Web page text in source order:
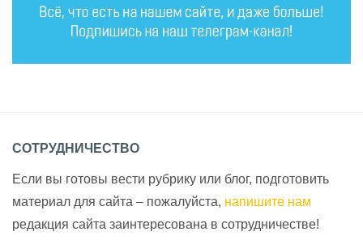
СОТРУДНИЧЕСТВО
Если вы готовы вести рубрику или блог, подготовить
материал для сайта – пожалуйста, напишите нам
редакция сайта заинтересована в сотрудничестве!